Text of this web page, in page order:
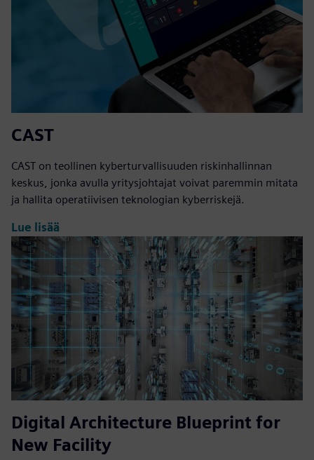
CAST
CAST on teollinen kyberturvallisuuden riskinhallinnan
keskus, jonka avulla yritysjohtajat voivat paremmin mitata
ja hallita operatiivisen teknologian kyberriskejä.
Lue lisää
Digital Architecture Blueprint for
New Facility